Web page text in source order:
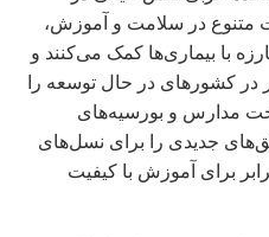
متنوع در سلامت و آموزش،
با بیماری‌ها کمک می‌کنند و
کشورهای در حال توسعه را
مدارس و بورسیه‌های
جدیدی را برای نسل‌های
برای آموزش با کیفیت